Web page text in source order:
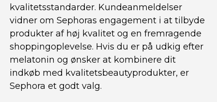
kvalitetsstandarder. Kundeanmeldelser
vidner om Sephoras engagement i at tilbyde
produkter af høj kvalitet og en fremragende
shoppingoplevelse. Hvis du er på udkig efter
melatonin og ønsker at kombinere dit
indkøb med kvalitetsbeautyprodukter, er
Sephora et godt valg.